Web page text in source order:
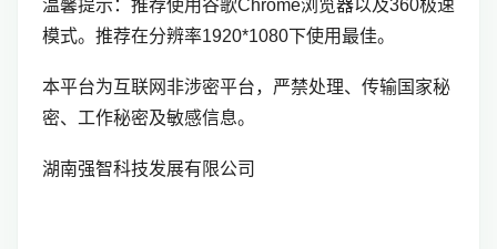
温馨提示：推荐使用谷歌Chrome浏览器以及360极速
模式。推荐在分辨率1920*1080下使用最佳。
本平台为互联网非涉密平台，严禁处理、传输国家秘
密、工作秘密及敏感信息。
湖南强智科技发展有限公司